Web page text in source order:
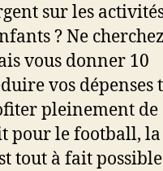
sur les
? Ne cherchez
vous donner 10
vos dépenses
pleinement de
pour le football, la
tout à fait